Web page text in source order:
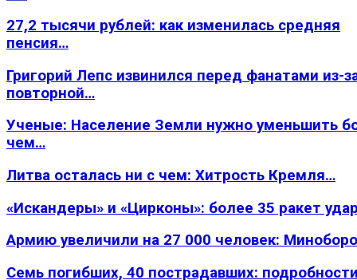
27,2 тысячи рублей: как изменилась средняя
пенсия…
Григорий Лепс извинился перед фанатами из-
повторной…
Ученые: Население Земли нужно уменьшить
чем…
Литва осталась ни с чем: Хитрость Кремля…
«Искандеры» и «Цирконы»: более 35 ракет
Армию увеличили на 27 000 человек:
Семь погибших, 40 пострадавших: